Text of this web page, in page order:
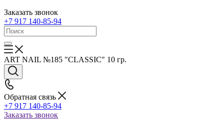
Заказать звонок
+7 917 140-85-94
ART NAIL №185 "CLASSIC" 10 гр.
Обратная связь
+7 917 140-85-94
Заказать звонок